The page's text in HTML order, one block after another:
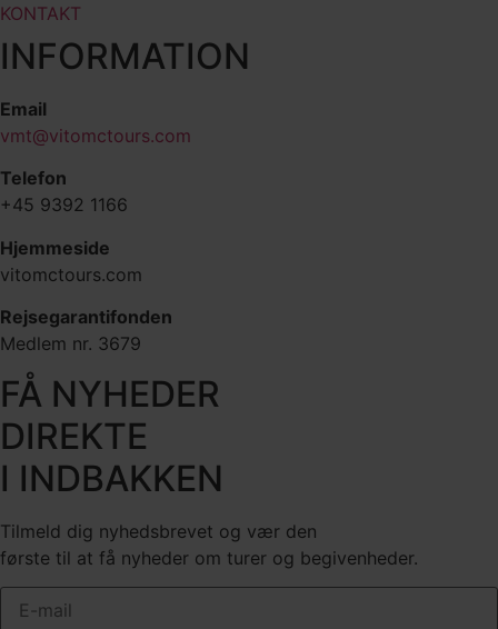
KONTAKT
INFORMATION
Email
vmt@vitomctours.com
Telefon
+45 9392 1166
Hjemmeside
vitomctours.com
Rejsegarantifonden
Medlem nr. 3679
FÅ NYHEDER
DIREKTE
I INDBAKKEN
Tilmeld dig nyhedsbrevet og vær den
første til at få nyheder om turer og begivenheder.